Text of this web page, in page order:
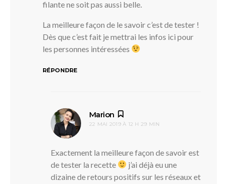
filante ne soit pas aussi belle.
La meilleure façon de le savoir c’est de tester !
Dès que c’est fait je mettrai les infos ici pour
les personnes intéressées
RÉPONDRE
Marion
22 MAI 2019 À 12 H 29 MIN
Exactement la meilleure façon de savoir est
de tester la recette
j’ai déjà eu une
dizaine de retours positifs sur les réseaux et